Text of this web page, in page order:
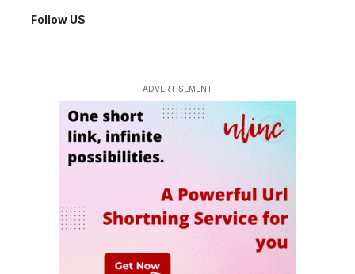
Follow US
- ADVERTISEMENT -